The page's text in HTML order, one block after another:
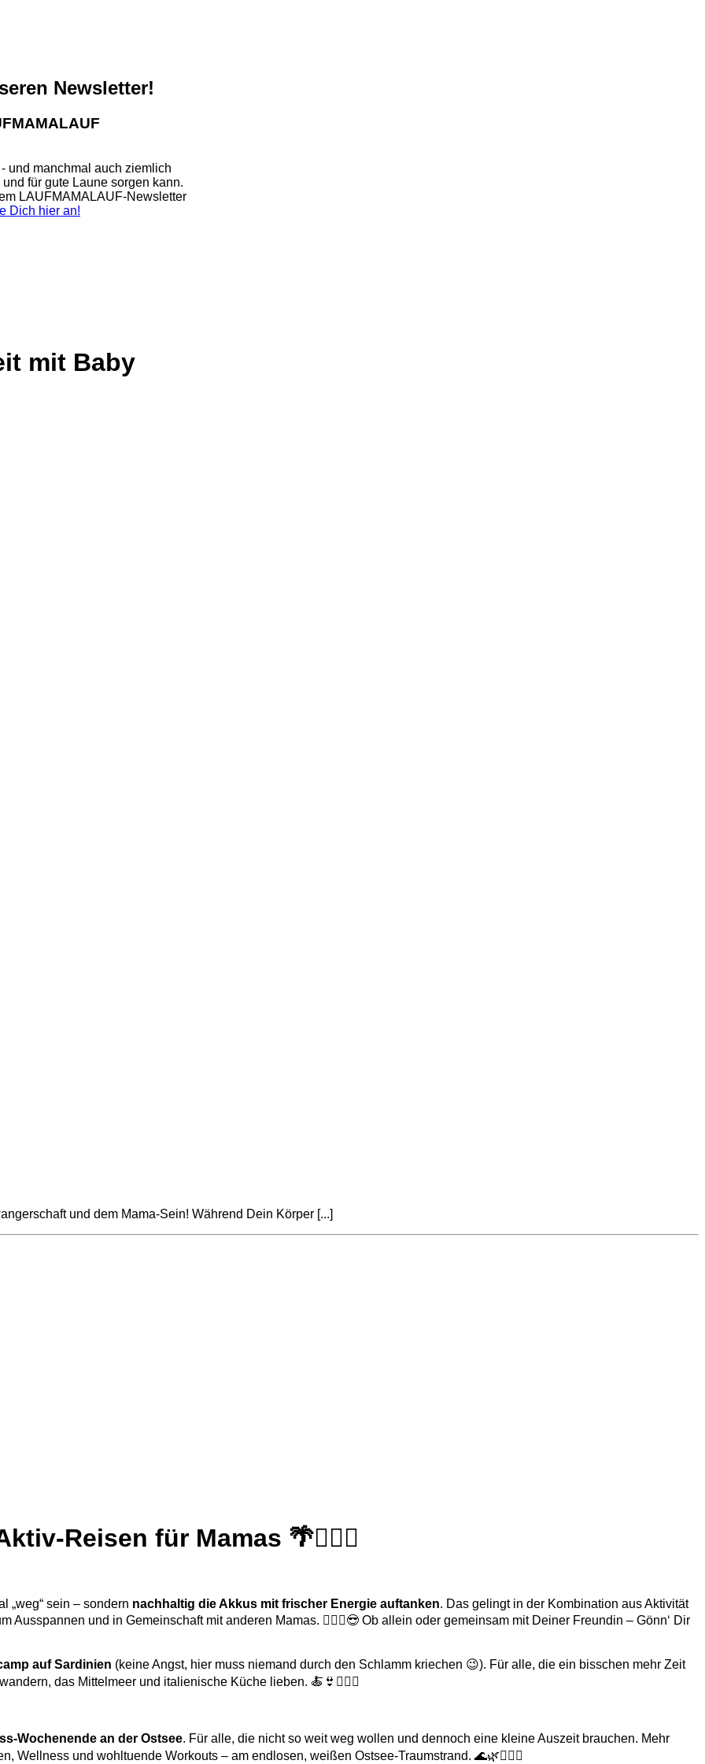
Newsletter!
und manchmal auch ziemlich
für gute Laune sorgen kann.
LAUFMAMALAUF-Newsletter
Dich hier an!
mit Baby
und dem Mama-Sein! Während Dein Körper [...]
Reisen für Mamas 🌴🏊🏽‍♀️
„weg“ sein – sondern nachhaltig die Akkus mit frischer Energie auftanken. Das gelingt in der Kombination aus Aktivität
Ausspannen und in Gemeinschaft mit anderen Mamas. 👩‍❤️‍👩😎 Ob allein oder gemeinsam mit Deiner Freundin – Gönn‘ Dir
auf Sardinien (keine Angst, hier muss niemand durch den Schlamm kriechen 😉). Für alle, die ein bisschen mehr Zeit
das Mittelmeer und italienische Küche lieben. 🍝👙🤸🏽‍♀️
Wochenende an der Ostsee. Für alle, die nicht so weit weg wollen und dennoch eine kleine Auszeit brauchen. Mehr
Wellness und wohltuende Workouts – am endlosen, weißen Ostsee-Traumstrand. 🌊🌿💆🏽‍♀️